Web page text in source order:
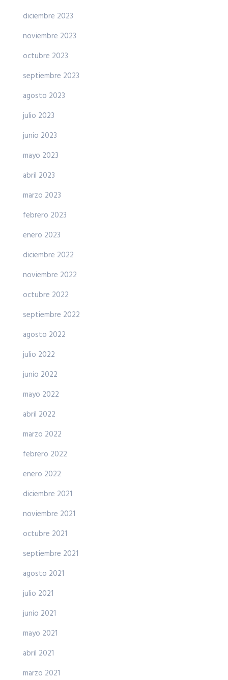
diciembre 2023
noviembre 2023
octubre 2023
septiembre 2023
agosto 2023
julio 2023
junio 2023
mayo 2023
abril 2023
marzo 2023
febrero 2023
enero 2023
diciembre 2022
noviembre 2022
octubre 2022
septiembre 2022
agosto 2022
julio 2022
junio 2022
mayo 2022
abril 2022
marzo 2022
febrero 2022
enero 2022
diciembre 2021
noviembre 2021
octubre 2021
septiembre 2021
agosto 2021
julio 2021
junio 2021
mayo 2021
abril 2021
marzo 2021